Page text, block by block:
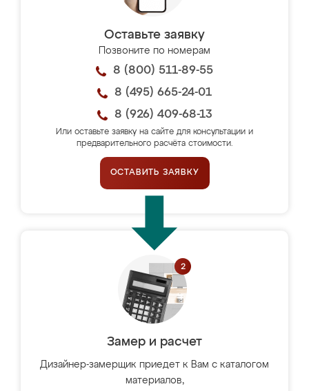
Оставьте заявку
Позвоните по номерам
8 (800) 511-89-55
8 (495) 665-24-01
8 (926) 409-68-13
Или оставьте заявку на сайте для консультации и
предварительного расчёта стоимости.
ОСТАВИТЬ ЗАЯВКУ
Замер и расчет
Дизайнер-замерщик приедет к Вам с каталогом
материалов,